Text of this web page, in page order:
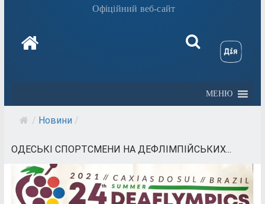
Офіційний веб-сайт
МЕНЮ
/ Новини /
ОДЕСЬКІ СПОРТСМЕНИ НА ДЕФЛІМПІЙСЬКИХ...